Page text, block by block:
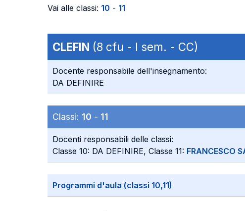
Vai alle classi: 10 - 11
CLEFIN (8 cfu - I sem. - CC)
Docente responsabile dell'insegnamento:
DA DEFINIRE
Classi: 10 - 11
Docenti responsabili delle classi:
Classe 10: DA DEFINIRE, Classe 11: FRANCESCO
Programmi d'aula (classi 10,11)